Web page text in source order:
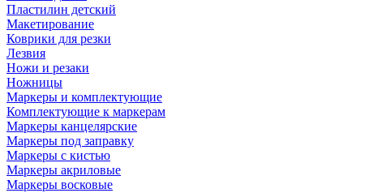
Пластилин детский
Макетирование
Коврики для резки
Лезвия
Ножи и резаки
Ножницы
Маркеры и комплектующие
Комплектующие к маркерам
Маркеры канцелярские
Маркеры под заправку
Маркеры с кистью
Маркеры акриловые
Маркеры восковые